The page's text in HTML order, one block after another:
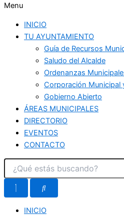
Menu
INICIO
TU AYUNTAMIENTO
Guía de Recursos
Saludo del Alcalde
Ordenanzas
Corporación Municipal
Gobierno Abierto
ÁREAS MUNICIPALES
DIRECTORIO
EVENTOS
CONTACTO
INICIO